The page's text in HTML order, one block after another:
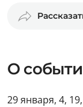
О
29 января, 4,